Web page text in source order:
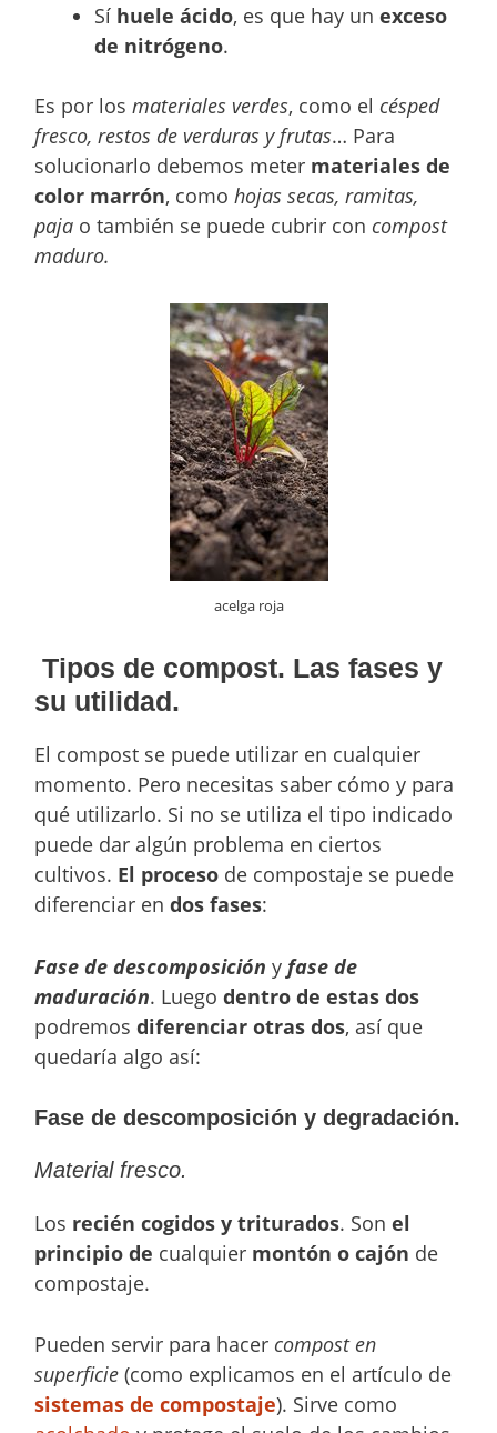
Sí huele ácido, es que hay unexceso
de nitrógeno.
Es por losmateriales verdes, como el césped
fresco, restos de verduras y frutas… Para
solucionarlo debemos meter materiales de
color marrón, como hojas secas, ramitas,
paja o también se puede cubrir con compost
maduro.
acelga roja
Tipos de compost. Las fases y
su utilidad.
El compost se puede utilizar en cualquier
momento. Pero necesitas saber cómo y para
qué utilizarlo. Si no se utiliza el tipo indicado
puede dar algún problema en ciertos
cultivos. El proceso de compostaje se puede
diferenciar en dos fases:
Fase de descomposición yfase de
maduración. Luegodentro de estas dos
podremos diferenciar otras dos, así que
quedaría algo así:
Fase de descomposición y degradación.
Material fresco.
Los recién cogidos y triturados. Sonel
principio de cualquier montón o cajón de
compostaje.
Pueden servir para hacer compost en
superficie (como explicamos en el artículo de
sistemas de compostaje). Sirve como